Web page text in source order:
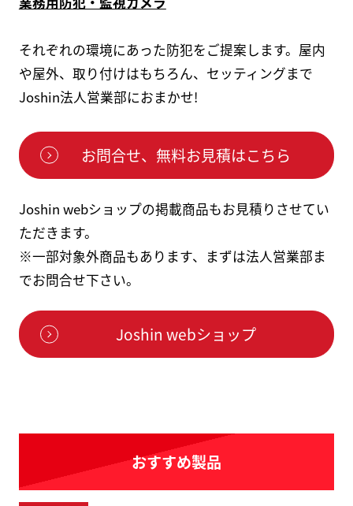
おすすめ製品
それぞれの環境にあった防犯をご提案します。屋内
や屋外、取り付けはもちろん、セッティングまで
Joshin法人営業部におまかせ!
お問合せ、無料お見積はこちら
Joshin webショップの掲載商品もお見積りさせてい
ただきます。
※一部対象外商品もあります、まずは法人営業部ま
でお問合せ下さい。
Joshin webショップ